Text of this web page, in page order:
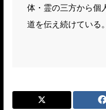
体・霊の三方から個
道を伝え続けている。